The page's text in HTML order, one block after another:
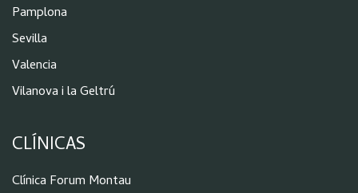
Pamplona
Sevilla
Valencia
Vilanova i la Geltrú
CLÍNICAS
Clínica Forum Montau